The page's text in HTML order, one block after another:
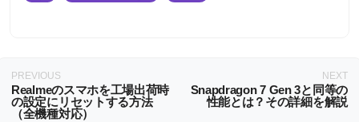
PREVIOUS
Realmeのスマホを工場出荷時
の設定にリセットする方法
（全機種対応）
NEXT
Snapdragon 7 Gen 3と同等の
性能とは？その詳細を解説